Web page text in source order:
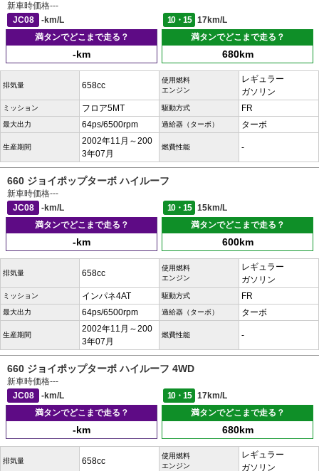
新車時価格---
JC08
-km/L 10・15
17km/L
満タンでどこまで走る？
-km
満タンでどこまで走る？
680km
排気量 658cc
使用燃料
エンジン
レギュラー
ガソリン
ミッション フロア5MT 駆動方式 FR
最大出力 64ps/6500rpm 過給器（ターボ） ターボ
生産期間
2002年11月～200
3年07月
燃費性能 -
660 ジョイポップターボ ハイルーフ
新車時価格---
JC08
-km/L 10・15
15km/L
満タンでどこまで走る？
-km
満タンでどこまで走る？
600km
排気量 658cc
使用燃料
エンジン
レギュラー
ガソリン
ミッション インパネ4AT 駆動方式 FR
最大出力 64ps/6500rpm 過給器（ターボ） ターボ
生産期間
2002年11月～200
3年07月
燃費性能 -
660 ジョイポップターボ ハイルーフ 4WD
新車時価格---
JC08
-km/L 10・15
17km/L
満タンでどこまで走る？
-km
満タンでどこまで走る？
680km
排気量 658cc
使用燃料
エンジン
レギュラー
ガソリン